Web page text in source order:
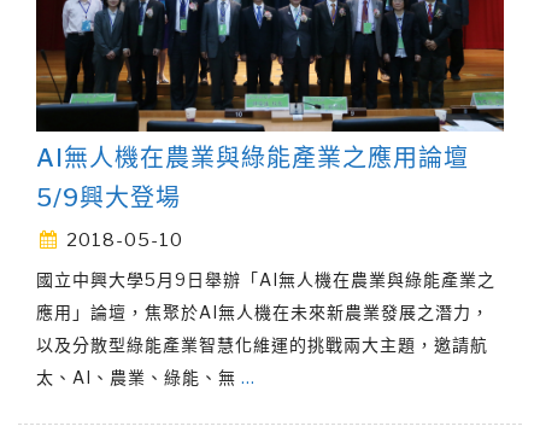
AI無人機在農業與綠能產業之應用論壇
5/9興大登場
2018-05-10
國立中興大學5月9日舉辦「AI無人機在農業與綠能產業之
應用」論壇，焦聚於AI無人機在未來新農業發展之潛力，
以及分散型綠能產業智慧化維運的挑戰兩大主題，邀請航
太、AI、農業、綠能、無 …